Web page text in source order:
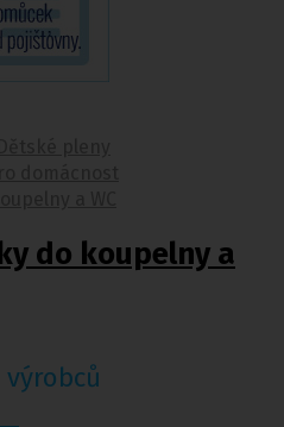
do koupelny a